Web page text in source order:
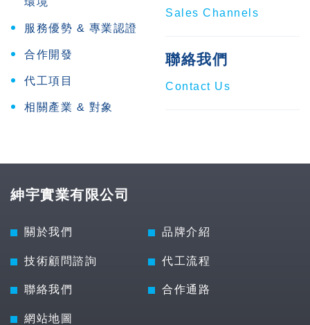
服務優勢 & 專業認證
合作開發
代工項目
相關產業 & 對象
Sales Channels
聯絡我們
Contact Us
紳宇實業有限公司
關於我們 品牌介紹
技術顧問諮詢 代工流程
聯絡我們 合作通路
網站地圖